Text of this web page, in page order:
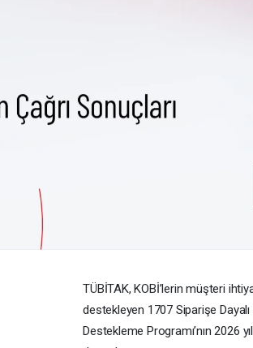
TÜBİTAK, KOBİ’lerin müşteri
destekleyen 1707 Siparişe
Destekleme Programı’nın 2026